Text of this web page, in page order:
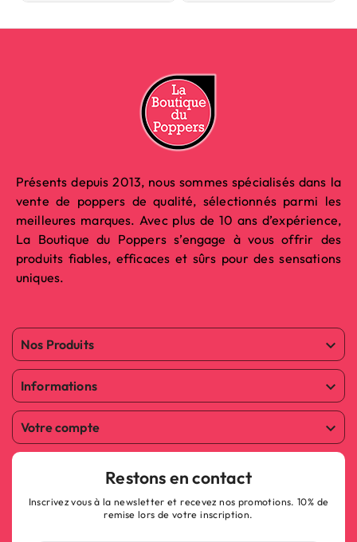
Présents depuis 2013, nous sommes spécialisés dans la
vente de poppers de qualité, sélectionnés parmi les
meilleures marques. Avec plus de 10 ans d’expérience,
La Boutique du Poppers s’engage à vous offrir des
produits fiables, efficaces et sûrs pour des sensations
uniques.
Nos Produits 
Informations 
Votre compte 
Restons en contact
Inscrivez vous à la newsletter et recevez nos promotions. 10% de
remise lors de votre inscription.